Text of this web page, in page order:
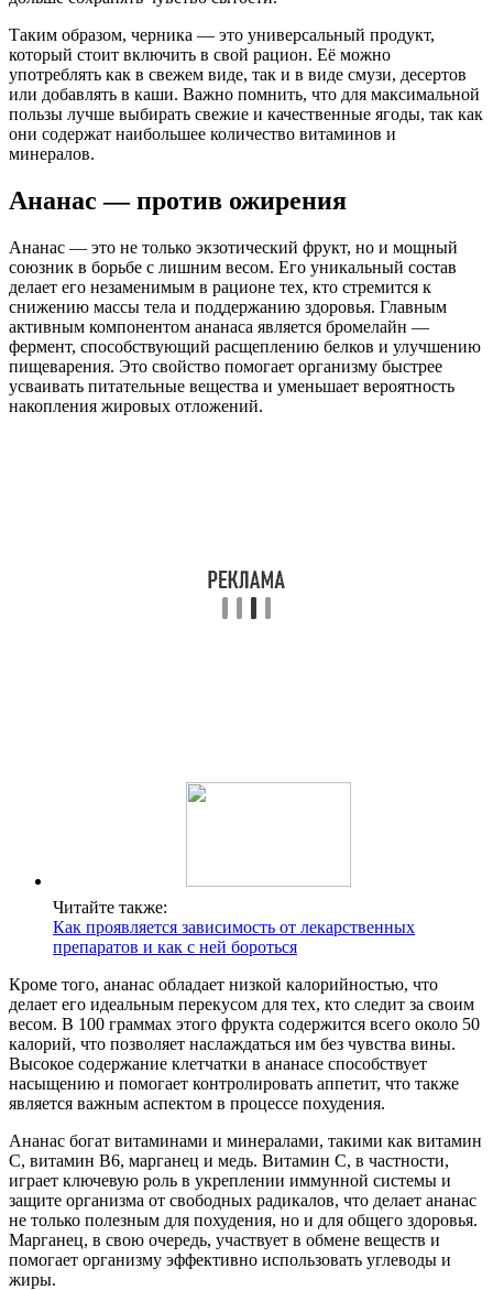
Таким образом, черника — это универсальный продукт,
который стоит включить в свой рацион. Её можно
употреблять как в свежем виде, так и в виде смузи, десертов
или добавлять в каши. Важно помнить, что для максимальной
пользы лучше выбирать свежие и качественные ягоды, так как
они содержат наибольшее количество витаминов и
минералов.
Ананас — против ожирения
Ананас — это не только экзотический фрукт, но и мощный
союзник в борьбе с лишним весом. Его уникальный состав
делает его незаменимым в рационе тех, кто стремится к
снижению массы тела и поддержанию здоровья. Главным
активным компонентом ананаса является бромелайн —
фермент, способствующий расщеплению белков и улучшению
пищеварения. Это свойство помогает организму быстрее
усваивать питательные вещества и уменьшает вероятность
накопления жировых отложений.
Читайте также:
Как проявляется зависимость от лекарственных
препаратов и как с ней бороться
Кроме того, ананас обладает низкой калорийностью, что
делает его идеальным перекусом для тех, кто следит за своим
весом. В 100 граммах этого фрукта содержится всего около 50
калорий, что позволяет наслаждаться им без чувства вины.
Высокое содержание клетчатки в ананасе способствует
насыщению и помогает контролировать аппетит, что также
является важным аспектом в процессе похудения.
Ананас богат витаминами и минералами, такими как витамин
C, витамин B6, марганец и медь. Витамин C, в частности,
играет ключевую роль в укреплении иммунной системы и
защите организма от свободных радикалов, что делает ананас
не только полезным для похудения, но и для общего здоровья.
Марганец, в свою очередь, участвует в обмене веществ и
помогает организму эффективно использовать углеводы и
жиры.